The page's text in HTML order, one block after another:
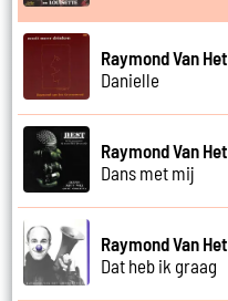
Raymond Van
Danielle
Raymond Van
Dans met mij
Raymond Van
Dat heb ik graag